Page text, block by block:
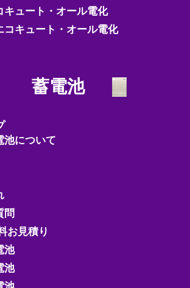
キュート・オール電化
コキュート・オール電化
蓄電池
池について
問
お見積り
池
池